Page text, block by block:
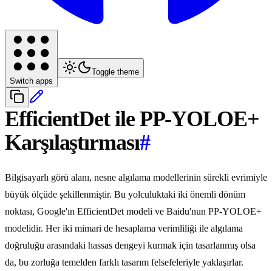
Switch apps
Toggle theme
EfficientDet ile PP-YOLOE+
Karşılaştırması#
Bilgisayarlı görü alanı, nesne algılama modellerinin sürekli evrimiyle
büyük ölçüde şekillenmiştir. Bu yolculuktaki iki önemli dönüm
noktası, Google'ın EfficientDet modeli ve Baidu'nun PP-YOLOE+
modelidir. Her iki mimari de hesaplama verimliliği ile algılama
doğruluğu arasındaki hassas dengeyi kurmak için tasarlanmış olsa
da, bu zorluğa temelden farklı tasarım felsefeleriyle yaklaşırlar.